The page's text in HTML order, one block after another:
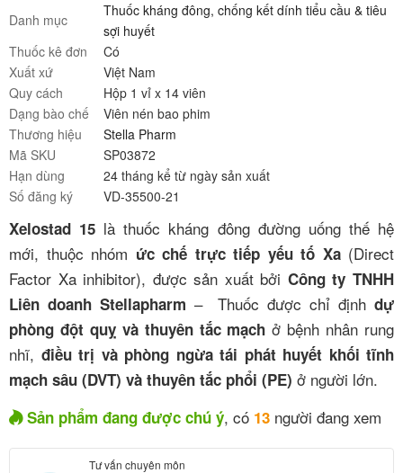
Danh mục
Thuốc kháng đông, chống kết dính tiểu cầu & tiêu
sợi huyết
Thuốc kê đơn
Có
Xuất xứ
Việt Nam
Quy cách
Hộp 1 vỉ x 14 viên
Dạng bào chế
Viên nén bao phim
Thương hiệu
Stella Pharm
Mã SKU
SP03872
Hạn dùng
24 tháng kể từ ngày sản xuất
Số đăng ký
VD-35500-21
Xelostad 15 là thuốc kháng đông đường uống thế hệ
mới, thuộc nhóm ức chế trực tiếp yếu tố Xa(Direct
Factor Xa inhibitor), được sản xuất bởi Công ty TNHH
Liên doanh Stellapharm – Thuốc được chỉ địnhdự
phòng đột quỵ và thuyên tắc mạch ở bệnh nhân rung
nhĩ, điều trị và phòng ngừa tái phát huyết khối tĩnh
mạch sâu (DVT) và thuyên tắc phổi (PE) ở người lớn.
Sản phẩm đang được chú ý, có 13 người đang xem
Tư vấn chuyên môn